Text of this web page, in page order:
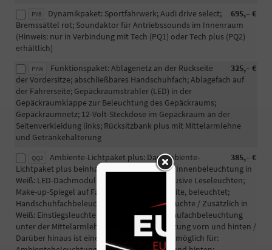
PY8 695,– €
Dynamikpaket: Sportfahrwerk; Audi drive select;
Bremssättel rot; Soundaktor für Antriebssounds im Innenraum
(Hinweis: nur in Verbindung mit Tech (PQ1) oder Tech plus (PQ2)
erhältlich)
PYW 325,– €
Funktionspaket: Ablagenetz an der Rückseite
der Vordersitze; abschließbares Handschuhfach; Ablagefach auf
der Fahrerseite; Gepäckraumstrahler (LED) in der
Gepäckraumklappe zur Beleuchtung des Gepäckraums;
Gepäckraumnetz; 12-Volt-Steckdose im Gepäckraum an der
Seitenverkleidung links; Rücksitzbank plus mit Mittelarmlehne
und Getränkehalterung
QQ2 385,– €
Ambiente-Lichtpaket plus: Das Ambiente-
Lichtpaket plus beinhaltet die serienmäßige Innenbeleuchtung in
Weiß: LED-Dachmodul vorn und hinten, inklusive Leseleuchten;
Make-up-Spiegel auf Fahrer- und Beifahrerseite, beleuchtet;
Handschuhfachbeleuchtung; Gepäckraumleuchte / Zusätzlich in
Weiß: Einstiegsleuchten vorn und hinten; Staufachbeleuchtung
unter der Mittelarmlehne; Fußraumbeleuchtung vorn und hinten /
Darüber hinaus ist eine farbige Beleuchtung möglich für: